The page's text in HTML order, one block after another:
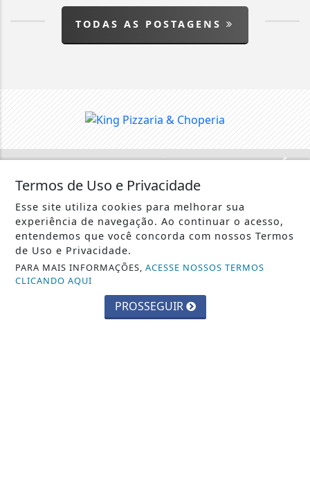
TODAS AS POSTAGENS
Crie sua conta e confira as
vantagens do Portal
Você pode ler matérias exclusivas, anunciar
classificados e muito mais!
CRIAR MINHA CONTA
Termos de Uso e Privacidade
Esse site utiliza cookies para melhorar sua
experiência de navegação. Ao continuar o acesso,
entendemos que você concorda com nossos Termos
de Uso e Privacidade.
PARA MAIS INFORMAÇÕES,ACESSE NOSSOS TERMOS
CLICANDO AQUI
PROSSEGUIR